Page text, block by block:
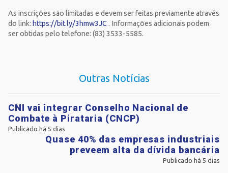
As inscrições são limitadas e devem ser feitas previamente através
do link: https://bit.ly/3hmw3JC . Informações adicionais podem
ser obtidas pelo telefone: (83) 3533-5585.
Outras Notícias
CNI vai integrar Conselho Nacional de
Combate à Pirataria (CNCP)
Publicado há 5 dias
Quase 40% das empresas industriais
preveem alta da dívida bancária
Publicado há 5 dias